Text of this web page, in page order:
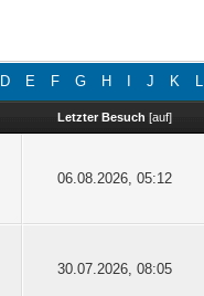
D E F G H J K L
Letzter Besuch [auf]
06.08.2026, 05:12
30.07.2026, 08:05